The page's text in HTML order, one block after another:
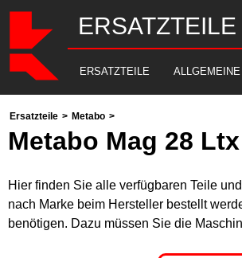
ERSATZTEILE
Ersatzteile > Metabo >
Metabo Mag 28
Hier finden Sie alle verfügbaren Teile
nach Marke beim Hersteller bestellt
benötigen. Dazu müssen Sie die